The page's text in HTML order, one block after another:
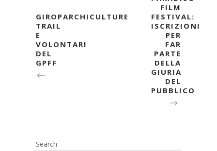
GIROPARCHICULTURE
TRAIL
E
VOLONTARI
DEL
GPFF
FILM
FESTIVAL:
ISCRIZIONI
PER
FAR
PARTE
DELLA
GIURIA
DEL
PUBBLICO
Search